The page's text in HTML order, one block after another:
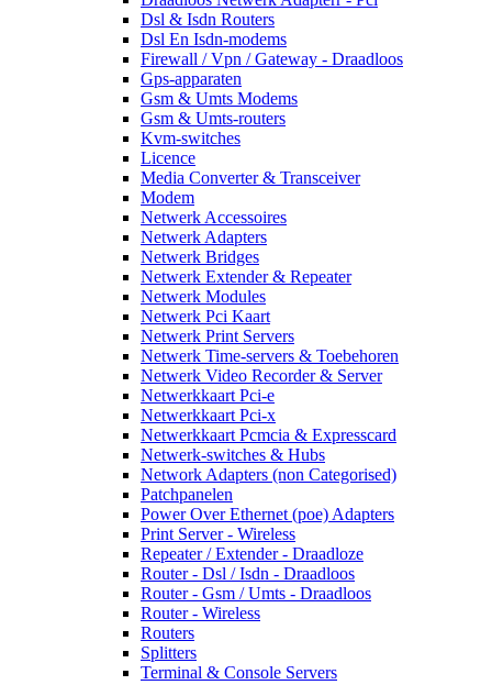
Dsl & Isdn Routers
Dsl En Isdn-modems
Firewall / Vpn / Gateway - Draadloos
Gps-apparaten
Gsm & Umts Modems
Gsm & Umts-routers
Kvm-switches
Licence
Media Converter & Transceiver
Modem
Netwerk Accessoires
Netwerk Adapters
Netwerk Bridges
Netwerk Extender & Repeater
Netwerk Modules
Netwerk Pci Kaart
Netwerk Print Servers
Netwerk Time-servers & Toebehoren
Netwerk Video Recorder & Server
Netwerkkaart Pci-e
Netwerkkaart Pci-x
Netwerkkaart Pcmcia & Expresscard
Netwerk-switches & Hubs
Network Adapters (non Categorised)
Patchpanelen
Power Over Ethernet (poe) Adapters
Print Server - Wireless
Repeater / Extender - Draadloze
Router - Dsl / Isdn - Draadloos
Router - Gsm / Umts - Draadloos
Router - Wireless
Routers
Splitters
Terminal & Console Servers